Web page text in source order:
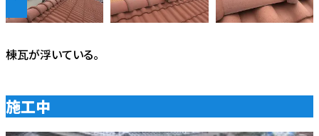
棟瓦が浮いている。
施工中